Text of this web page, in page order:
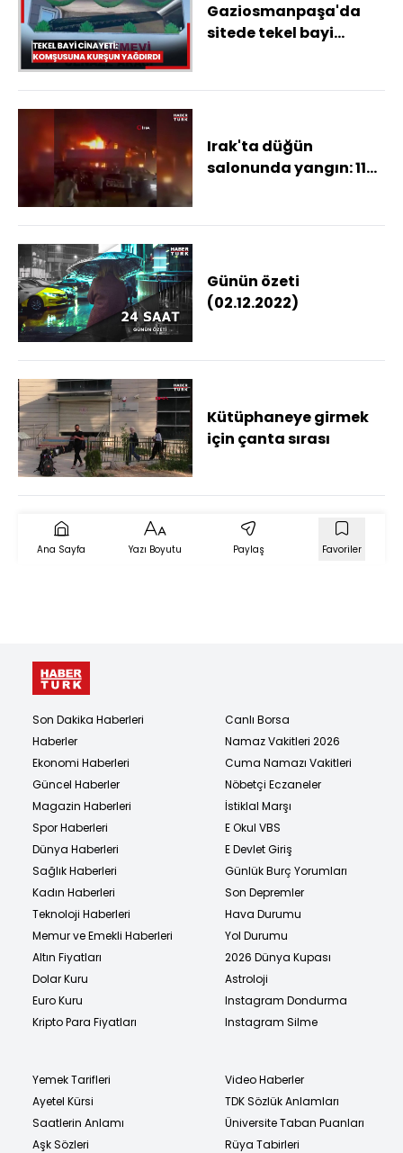
Gaziosmanpaşa'da
sitede tekel bayi
vurularak öldürüldü
Irak'ta düğün
salonunda yangın: 115
Günün özeti
(02.12.2022)
Kütüphaneye girmek
için çanta sırası
Ana Sayfa Yazı Boyutu Paylaş Favoriler
Son Dakika Haberleri
Haberler
Ekonomi Haberleri
Güncel Haberler
Magazin Haberleri
Spor Haberleri
Dünya Haberleri
Sağlık Haberleri
Kadın Haberleri
Teknoloji Haberleri
Memur ve Emekli Haberleri
Altın Fiyatları
Dolar Kuru
Euro Kuru
Kripto Para Fiyatları
Canlı Borsa
Namaz Vakitleri 2026
Cuma Namazı Vakitleri
Nöbetçi Eczaneler
İstiklal Marşı
E Okul VBS
E Devlet Giriş
Günlük Burç Yorumları
Son Depremler
Hava Durumu
Yol Durumu
2026 Dünya Kupası
Astroloji
Instagram Dondurma
Instagram Silme
Yemek Tarifleri
Ayetel Kürsi
Saatlerin Anlamı
Aşk Sözleri
Video Haberler
TDK Sözlük Anlamları
Üniversite Taban Puanları
Rüya Tabirleri